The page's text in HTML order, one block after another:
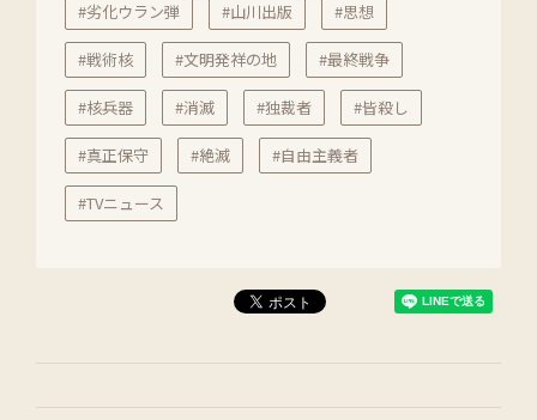
#劣化ウラン弾 #山川出版 #思想
#戦術核 #文明発祥の地 #最終戦争
#核兵器 #消滅 #独裁者 #皆殺し
#真正保守 #絶滅 #自由主義者
#TVニュース